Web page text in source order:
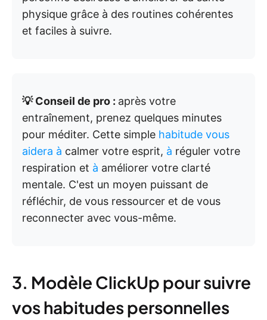
physique grâce à des routines cohérentes
et faciles à suivre.
💡 Conseil de pro : après votre
entraînement, prenez quelques minutes
pour méditer. Cette simple habitude vous
aidera à calmer votre esprit, à réguler votre
respiration et à améliorer votre clarté
mentale. C'est un moyen puissant de
réfléchir, de vous ressourcer et de vous
reconnecter avec vous-même.
3. Modèle ClickUp pour suivre
vos habitudes personnelles